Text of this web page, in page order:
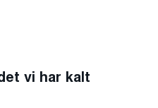
vi har kalt